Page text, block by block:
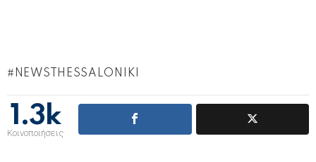
NEWSTHESSALONIKI
1.3k
Κοινοποιήσεις